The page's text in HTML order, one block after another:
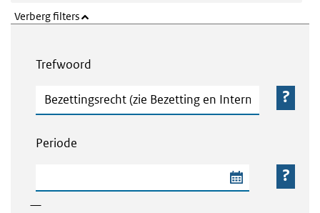
Verberg filters
Trefwoord
Trefwoord
Periode
—